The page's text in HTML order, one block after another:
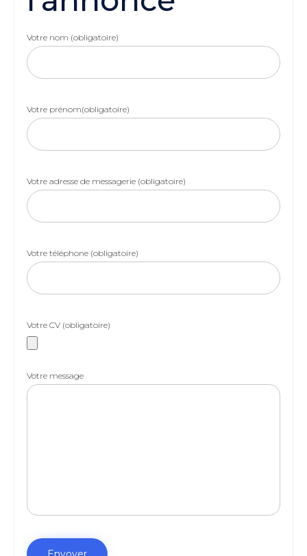
Votre nom (obligatoire)
Votre prénom(obligatoire)
Votre adresse de messagerie (obligatoire)
Votre téléphone (obligatoire)
Votre CV (obligatoire)
Votre message